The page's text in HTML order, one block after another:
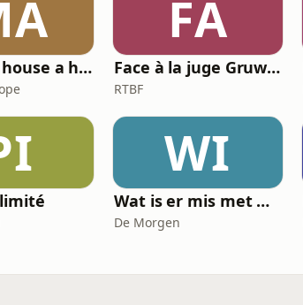
Making a house a home
FÀ
Face à la juge Gruwez
RTBF
WI
Wat is er mis met mij?
De Morgen